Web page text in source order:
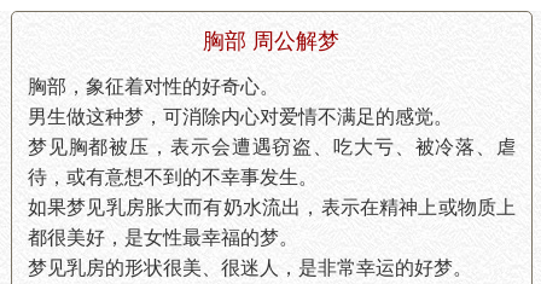
胸部 周公解梦
胸部，象征着对性的好奇心。
男生做这种梦，可消除内心对爱情不满足的感觉。
梦见胸都被压，表示会遭遇窃盗、吃大亏、被冷落、虐
待，或有意想不到的不幸事发生。
如果梦见乳房胀大而有奶水流出，表示在精神上或物质上
都很美好，是女性最幸福的梦。
梦见乳房的形状很美、很迷人，是非常幸运的好梦。